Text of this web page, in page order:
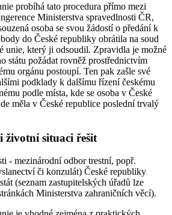
probíhá tato procedura přímo mezi
Ministerstva spravedlnosti ČR,
osoba se svou žádostí o předání k
do České republiky obrátila na soud
unie, který ji odsoudil. Zpravidla je možné
státu požádat rovněž prostřednictvím
orgánu postoupí. Ten pak zašle své
podklady k dalšímu řízení českému
podle místa, kde se osoba v České
měla v České republice poslední trvalý
životní situaci řešit
- mezinárodní odbor trestní, popř.
či konzulát) České republiky
(seznam zastupitelských úřadů lze
Ministerstva zahraničních věcí).